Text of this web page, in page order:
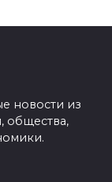
новости из
общества,